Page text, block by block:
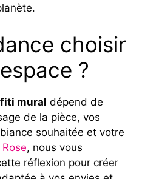
choisir
?
mural dépend de
de la pièce, vos
souhaitée et votre
, nous vous
réflexion pour créer